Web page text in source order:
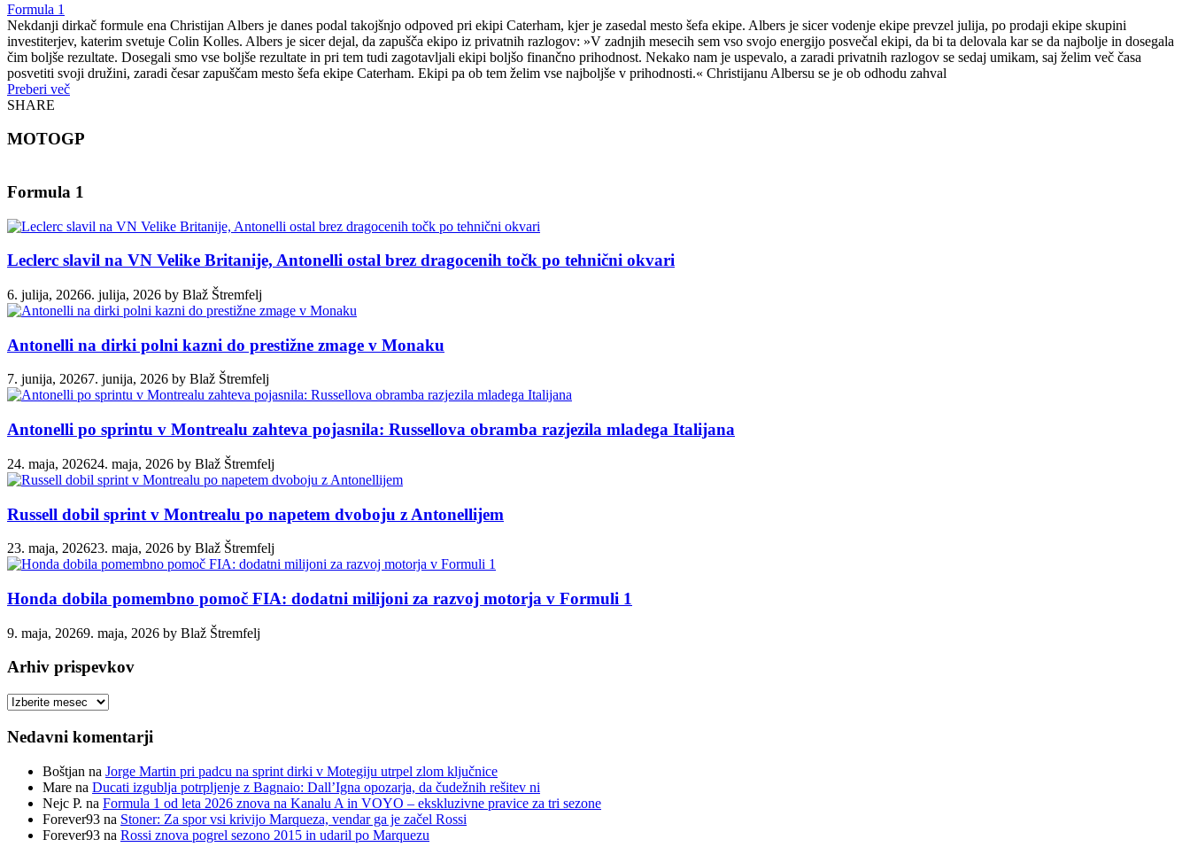
Formula 1
Nekdanji dirkač formule ena Christijan Albers je danes podal takojšnjo odpoved pri ekipi Caterham, kjer je zasedal mesto šefa ekipe. Albers je sicer vodenje ekipe prevzel julija, po prodaji ekipe skupini
investiterjev, katerim svetuje Colin Kolles. Albers je sicer dejal, da zapušča ekipo iz privatnih razlogov: »V zadnjih mesecih sem vso svojo energijo posvečal ekipi, da bi ta delovala kar se da najbolje in dosegala
čim boljše rezultate. Dosegali smo vse boljše rezultate in pri tem tudi zagotavljali ekipi boljšo finančno prihodnost. Nekako nam je uspevalo, a zaradi privatnih razlogov se sedaj umikam, saj želim več časa
posvetiti svoji družini, zaradi česar zapuščam mesto šefa ekipe Caterham. Ekipi pa ob tem želim vse najboljše v prihodnosti.« Christijanu Albersu se je ob odhodu zahval
Preberi več
SHARE
MOTOGP
Formula 1
Leclerc slavil na VN Velike Britanije, Antonelli ostal brez dragocenih točk po tehnični okvari
6. julija, 20266. julija, 2026 by Blaž Štremfelj
Antonelli na dirki polni kazni do prestižne zmage v Monaku
7. junija, 20267. junija, 2026 by Blaž Štremfelj
Antonelli po sprintu v Montrealu zahteva pojasnila: Russellova obramba razjezila mladega Italijana
24. maja, 202624. maja, 2026 by Blaž Štremfelj
Russell dobil sprint v Montrealu po napetem dvoboju z Antonellijem
23. maja, 202623. maja, 2026 by Blaž Štremfelj
Honda dobila pomembno pomoč FIA: dodatni milijoni za razvoj motorja v Formuli 1
9. maja, 20269. maja, 2026 by Blaž Štremfelj
Arhiv prispevkov
Arhiv
Nedavni komentarji
Boštjan na Jorge Martin pri padcu na sprint dirki v Motegiju utrpel zlom ključnice
Mare na Ducati izgublja potrpljenje z Bagnaio: Dall’Igna opozarja, da čudežnih rešitev ni
Nejc P. na Formula 1 od leta 2026 znova na Kanalu A in VOYO – ekskluzivne pravice za tri sezone
Forever93 na Stoner: Za spor vsi krivijo Marqueza, vendar ga je začel Rossi
Forever93 na Rossi znova pogrel sezono 2015 in udaril po Marquezu